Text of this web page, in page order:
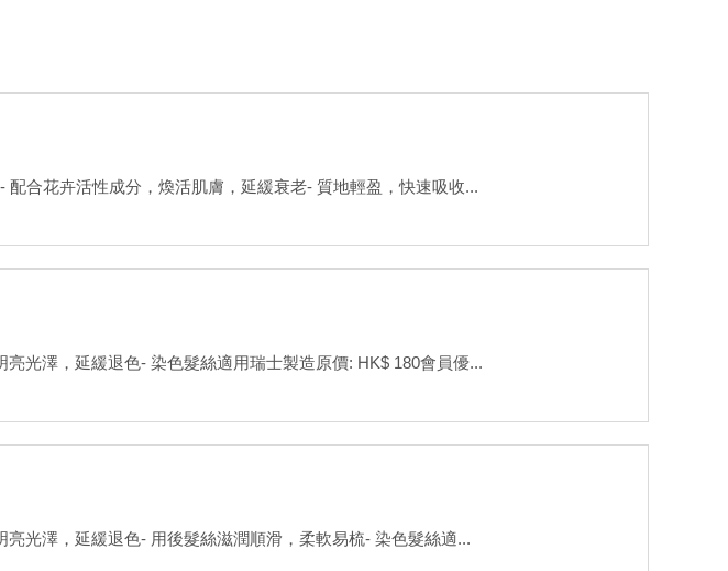
合花卉活性成分，煥活肌膚，延緩衰老- 質地輕盈，快速吸收...
光澤，延緩退色- 染色髮絲適用瑞士製造原價: HK$ 180會員優...
光澤，延緩退色- 用後髮絲滋潤順滑，柔軟易梳- 染色髮絲適...